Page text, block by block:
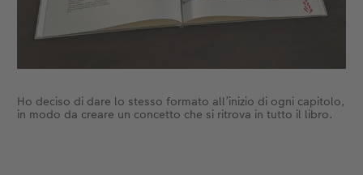
Ho deciso di dare lo stesso formato all’inizio di ogni capitolo,
in modo da creare un concetto che si ritrova in tutto il libro.